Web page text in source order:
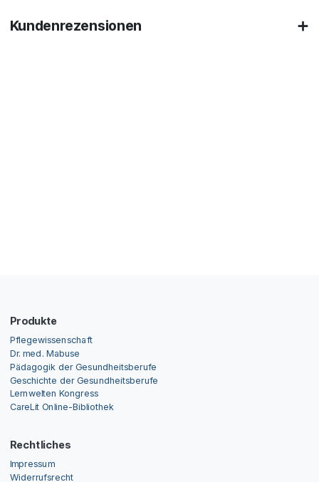
Kundenrezensionen
Produkte
Pflegewissenschaft
Dr. med. Mabuse
Pädagogik der Gesundheitsberufe
Geschichte der Gesundheitsberufe
Lernwelten Kongress
CareLit Online-Bibliothek
Rechtliches
Impressum
Widerrufsrecht